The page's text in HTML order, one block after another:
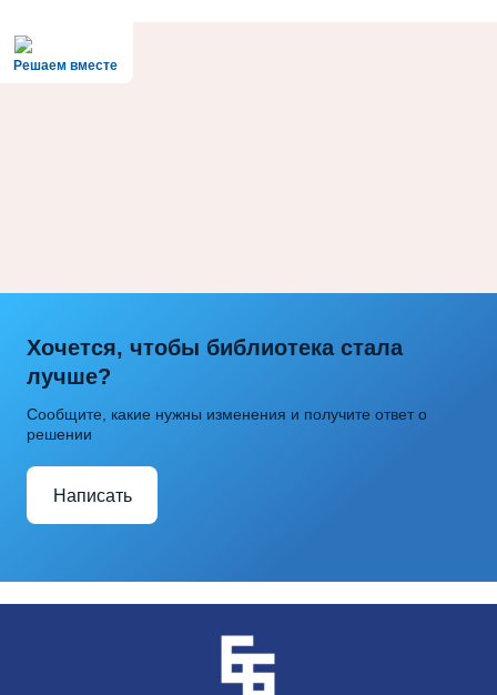
Решаем вместе
Хочется, чтобы библиотека стала
лучше?
Сообщите, какие нужны изменения и получите ответ о
решении
Написать